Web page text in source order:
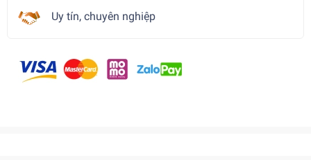
Uy tín, chuyên nghiệp